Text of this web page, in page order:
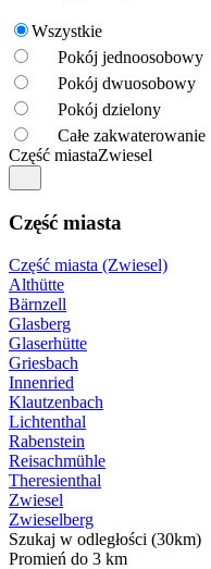
Wszystkie
Pokój jednoosobowy
Pokój dwuosobowy
Pokój dzielony
Całe zakwaterowanie
Część miastaZwiesel
Część miasta
Część miasta (Zwiesel)
Althütte
Bärnzell
Glasberg
Glaserhütte
Griesbach
Innenried
Klautzenbach
Lichtenthal
Rabenstein
Reisachmühle
Theresienthal
Zwiesel
Zwieselberg
Szukaj w odległości (30km)
Promień do 3 km